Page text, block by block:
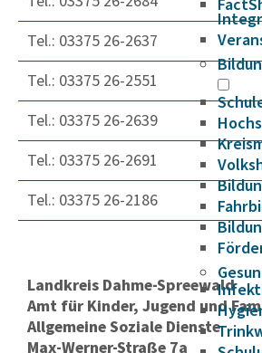
Tel.: 03375 26-2637
Tel.: 03375 26-2551
Tel.: 03375 26-2639
Tel.: 03375 26-2691
Tel.: 03375 26-2186
Landkreis Dahme-Spreewald
Amt für Kinder, Jugend und
Allgemeine Soziale Dienste
Max-Werner-Straße 7a